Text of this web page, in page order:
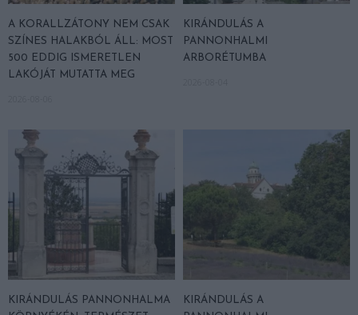
A KORALLZÁTONY NEM CSAK
SZÍNES HALAKBÓL ÁLL: MOST
500 EDDIG ISMERETLEN
LAKÓJÁT MUTATTA MEG
KIRÁNDULÁS A
PANNONHALMI
ARBORÉTUMBA
KIRÁNDULÁS PANNONHALMA
KIRÁNDULÁS A